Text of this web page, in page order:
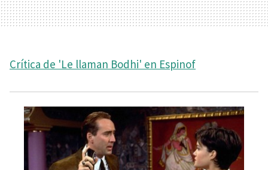
Crítica de 'Le llaman Bodhi' en Espinof